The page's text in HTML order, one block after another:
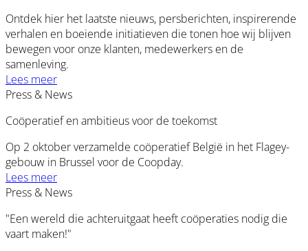
Ontdek hier het laatste nieuws, persberichten, inspirerende
verhalen en boeiende initiatieven die tonen hoe wij blijven
bewegen voor onze klanten, medewerkers en de
samenleving.
Lees meer
Press & News
Coöperatief en ambitieus voor de toekomst
Op 2 oktober verzamelde coöperatief België in het Flagey-
gebouw in Brussel voor de Coopday.
Lees meer
Press & News
"Een wereld die achteruitgaat heeft coöperaties nodig die
vaart maken!"